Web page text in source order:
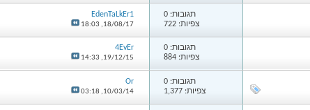
תגובות: 0
צפיות: 722
EdenTaLkEr1
18/08/17,
18:03
תגובות: 0
צפיות: 884
4EvEr
19/12/15,
14:33
תגובות: 0
צפיות: 1,377
Or
10/03/14,
03:18